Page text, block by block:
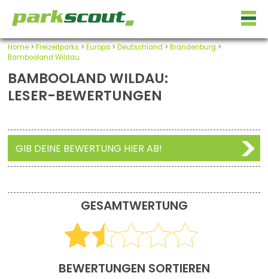
Home> Freizeitparks > Europa > Deutschland > Brandenburg >
Bambooland Wildau
BAMBOOLAND WILDAU:
LESER-BEWERTUNGEN
GIB DEINE BEWERTUNG HIER AB!
GESAMTWERTUNG
BEWERTUNGEN SORTIEREN